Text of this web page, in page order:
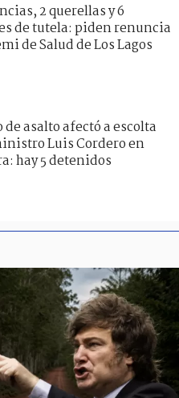
2 querellas y 6
de tutela: piden renuncia
de Salud de Los Lagos
asalto afectó a escolta
Luis Cordero en
hay 5 detenidos